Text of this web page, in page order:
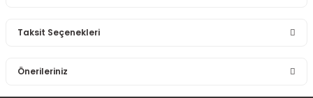
Taksit Seçenekleri
Önerileriniz